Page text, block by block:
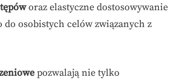
oraz elastyczne dostosowywanie
osobistych celów związanych z
pozwalają nie tylko